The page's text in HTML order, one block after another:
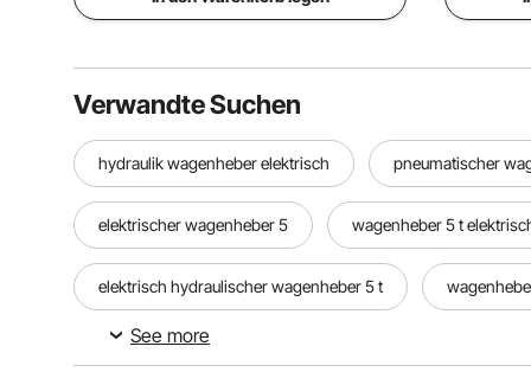
Verwandte Suchen
hydraulik wagenheber elektrisch pneumatischer
elektrischer wagenheber 5 wagenheber 5 t
elektrisch hydraulischer wagenheber 5 t
elektrischer Wagenheber und Schlagschrauber
See more